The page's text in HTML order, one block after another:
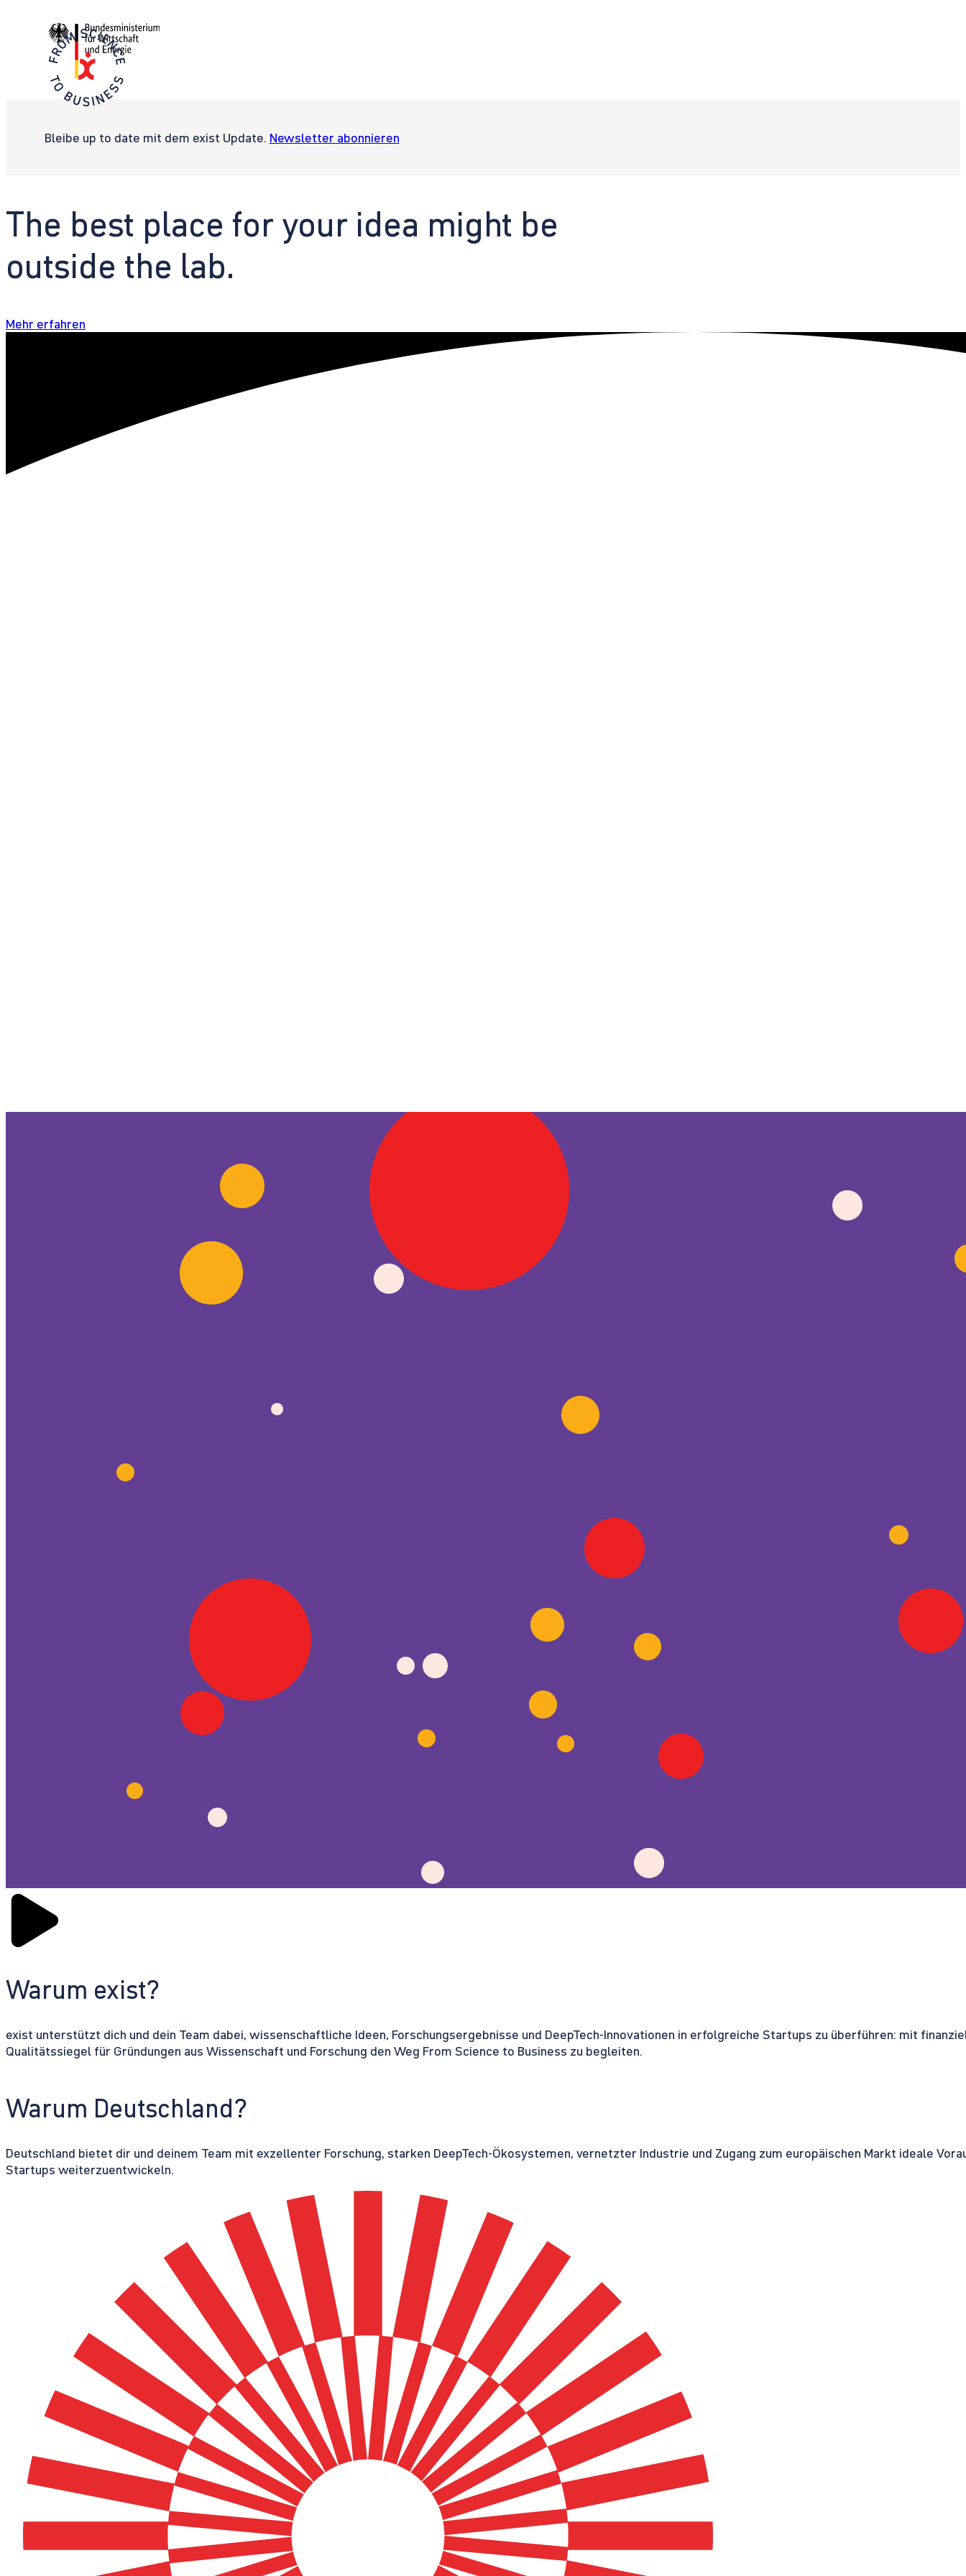
Bleibe up to date mit dem exist Update. Newsletter abonnieren
The best place for your idea might be
outside the lab.
Mehr erfahren
Warum exist?
exist unterstützt dich und dein Team dabei, wissenschaftliche Ideen, Forschungsergebnisse und DeepTech-Innovationen in erfolgreiche Startups zu überführen: mit
Qualitätssiegel für Gründungen aus Wissenschaft und Forschung den Weg From Science to Business zu begleiten.
Warum Deutschland?
Deutschland bietet dir und deinem Team mit exzellenter Forschung, starken DeepTech-Ökosystemen, vernetzter Industrie und Zugang zum europäischen Markt ideale
Startups weiterzuentwickeln.